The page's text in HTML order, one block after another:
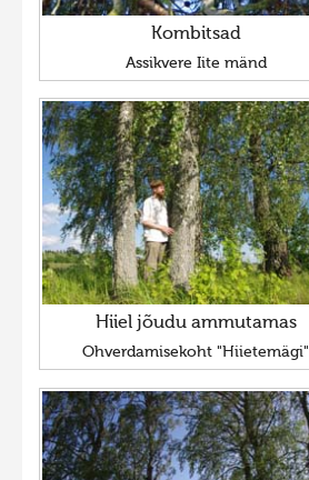
Kombitsad
Assikvere Iite mänd
Hiiel jõudu ammutamas
Ohverdamisekoht "Hiietemägi"